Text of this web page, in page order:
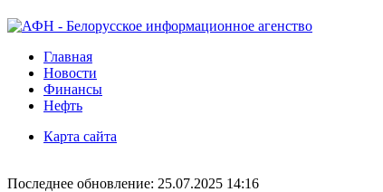
Главная
Новости
Финансы
Нефть
Карта сайта
Последнее обновление: 25.07.2025 14:16